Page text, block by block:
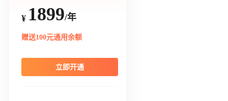
¥ 1899/年
赠送100元通用余额
立即开通